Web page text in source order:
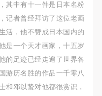
其中有十一件是日本名粉
记者曾经拜访了这位老画
活，他不赞成日本国内的
是一个天才画家，十五岁
的足迹已经走遍了世界各
游历名胜的作品一千零八
和邓以蛰对他都很赏识，